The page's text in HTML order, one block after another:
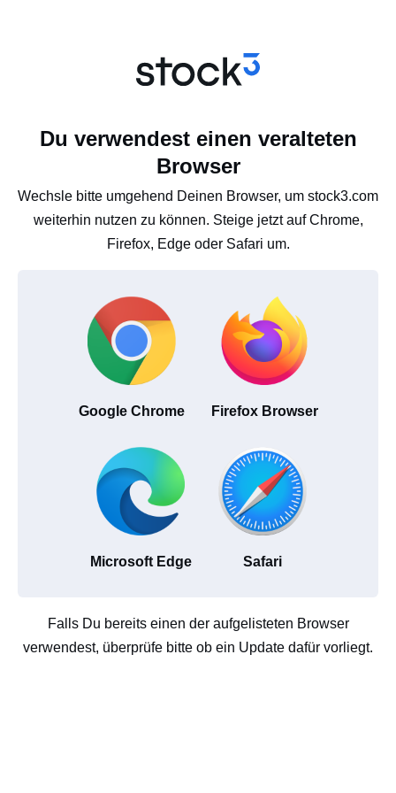
Du verwendest einen veralteten
Browser
Wechsle bitte umgehend Deinen Browser, um stock3.com
weiterhin nutzen zu können. Steige jetzt auf Chrome,
Firefox, Edge oder Safari um.
Google Chrome Firefox Browser
Microsoft Edge Safari
Falls Du bereits einen der aufgelisteten Browser
verwendest, überprüfe bitte ob ein Update dafür vorliegt.